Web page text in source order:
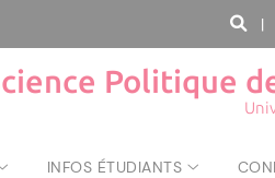
|
Politique
INFOS ÉTUDIANTS